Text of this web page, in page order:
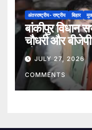
अंतरराष्ट्रीय- राष्ट्रीय बिहार
बांकीपुर विधान
चौधरी और
शोJULY 27, 2026
COMMENTS